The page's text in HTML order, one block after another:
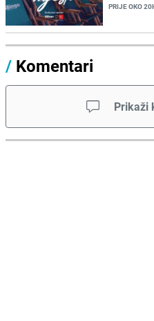
PRIJE OKO
/ Komentari
Prikaži